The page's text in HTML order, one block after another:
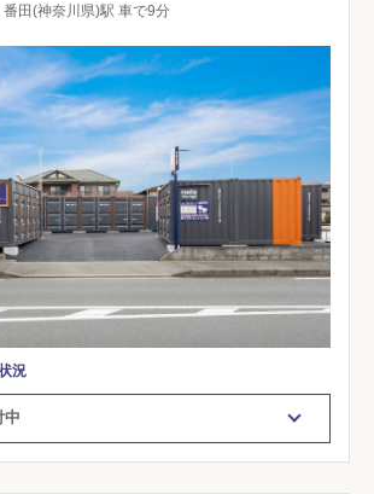
田(神奈川県)駅 車で9分
況
中